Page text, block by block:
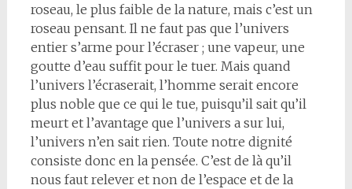
roseau, le plus faible de la nature, mais c’est un
roseau pensant. Il ne faut pas que l’univers
entier s’arme pour l’écraser ; une vapeur, une
goutte d’eau suffit pour le tuer. Mais quand
l’univers l’écraserait, l’homme serait encore
plus noble que ce qui le tue, puisqu’il sait qu’il
meurt et l’avantage que l’univers a sur lui,
l’univers n’en sait rien. Toute notre dignité
consiste donc en la pensée. C’est de là qu’il
nous faut relever et non de l’espace et de la